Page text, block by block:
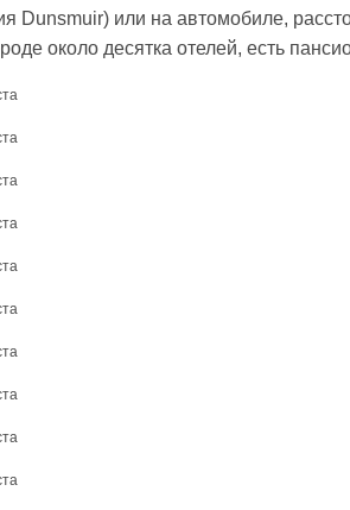
Dunsmuir) или на автомобиле,
около десятка отелей, есть